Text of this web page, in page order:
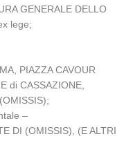
GENERALE DELLO
lege;
PIAZZA CAVOUR
di CASSAZIONE,
–
DI (OMISSIS), (E ALTRI